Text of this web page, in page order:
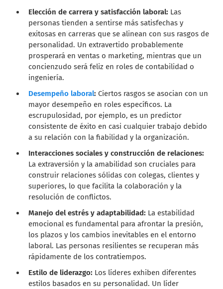
Elección de carrera y satisfacción laboral: Las
personas tienden a sentirse más satisfechas y
exitosas en carreras que se alinean con sus rasgos de
personalidad. Un extravertido probablemente
prosperará en ventas o marketing, mientras que un
concienzudo será feliz en roles de contabilidad o
ingeniería.
Desempeño laboral: Ciertos rasgos se asocian con un
mayor desempeño en roles específicos. La
escrupulosidad, por ejemplo, es un predictor
consistente de éxito en casi cualquier trabajo debido
a su relación con la fiabilidad y la organización.
Interacciones sociales y construcción de relaciones:
La extraversión y la amabilidad son cruciales para
construir relaciones sólidas con colegas, clientes y
superiores, lo que facilita la colaboración y la
resolución de conflictos.
Manejo del estrés y adaptabilidad: La estabilidad
emocional es fundamental para afrontar la presión,
los plazos y los cambios inevitables en el entorno
laboral. Las personas resilientes se recuperan más
rápidamente de los contratiempos.
Estilo de liderazgo: Los líderes exhiben diferentes
estilos basados en su personalidad. Un líder